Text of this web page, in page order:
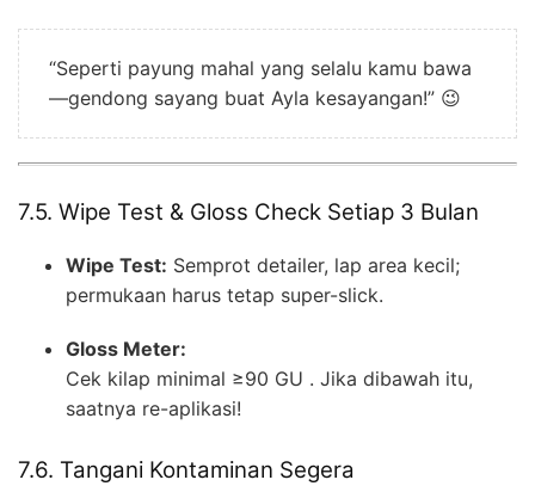
“Seperti payung mahal yang selalu kamu bawa
—gendong sayang buat Ayla kesayangan!” 😉
7.5. Wipe Test & Gloss Check Setiap 3 Bulan
Wipe Test: Semprot detailer, lap area kecil;
permukaan harus tetap super-slick.
Gloss Meter:
Cek kilap minimal ≥90 GU . Jika dibawah itu,
saatnya re-aplikasi!
7.6. Tangani Kontaminan Segera